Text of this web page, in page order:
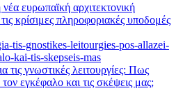
ευρωπαϊκή αρχιτεκτονική
κρίσιμες πληροφοριακές υποδομές
τις γνωστικές λειτουργίες: Πως
εγκέφαλο και τις σκέψεις μας;